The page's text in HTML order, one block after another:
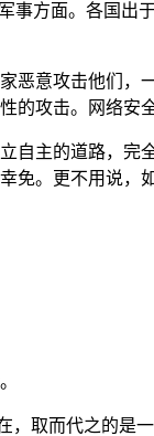
事方面。各国出
恶意攻击他们，
攻击。网络安
主的道路，完
免。更不用说，
取而代之的是一